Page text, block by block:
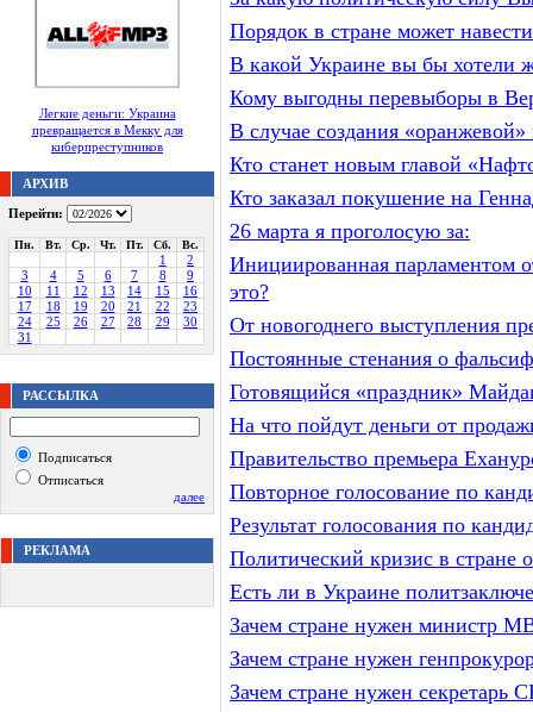
Легкие деньги: Украина
превращается в Мекку для
киберпреступников
АРХИВ
Перейти:
Пн. Вт. Ср. Чт. Пт. Сб. Вс.
1
2
3
4 5 6 7 8
9
10
11 12 13 14 15
16
17
18 19 20 21 22
23
24
25 26 27 28 29
30
31
РАССЫЛКА
Подписаться
Отписаться
далее
РЕКЛАМА
Порядок в стране может
В какой Украине вы бы хотели
Кому выгодны перевыборы в
В случае создания
Кто станет новым главой
Кто заказал покушение на
26 марта я проголосую за:
Инициированная парламентом
это?
От новогоднего выступления
Постоянные стенания о
Готовящийся «праздник»
На что пойдут деньги от
Правительство премьера
Повторное голосование по
Результат голосования по
Политический кризис в стране
Есть ли в Украине
Зачем стране нужен министр
Зачем стране нужен
Зачем стране нужен секретарь